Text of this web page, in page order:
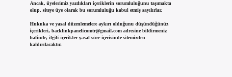
Ancak, üyelerimiz yazdıkları içeriklerin sorumluluğunu taşımakta
olup, siteye üye olarak bu sorumluluğu kabul etmiş sayılırlar.
Hukuka ve yasal düzenlemelere aykırı olduğunu düşündüğünüz
içerikleri, backlinkpanelicomtr@gmail.comadresine bildirmeniz
halinde, ilgili içerikler yasal süre içerisinde sitemizden
kaldırılacaktır.